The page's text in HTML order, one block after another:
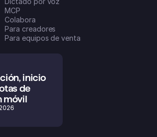
MCP
Colabora
Para creadores
Para equipos de ventas
inicio
de
móvil